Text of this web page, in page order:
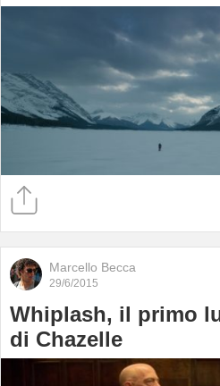
Marcello Becca
29/6/2015
Whiplash, il primo
di Chazelle